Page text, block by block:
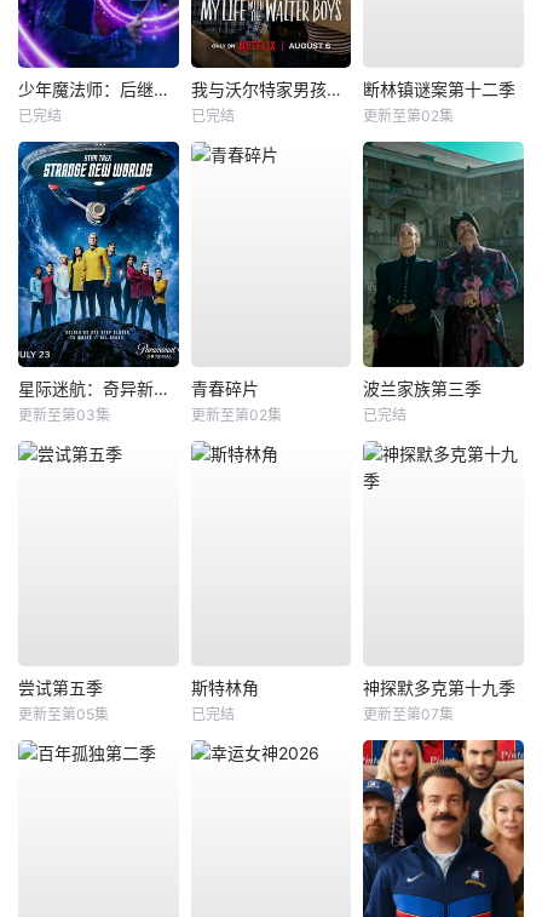
少年魔法师：后继者第三季
已完结
我与沃尔特家男孩的生活第三季
已完结
断林镇谜案第十二季
更新至第02集
星际迷航：奇异新世界第四季
更新至第03集
青春碎片
更新至第02集
波兰家族第三季
已完结
尝试第五季
更新至第05集
斯特林角
已完结
神探默多克第十九季
更新至第07集